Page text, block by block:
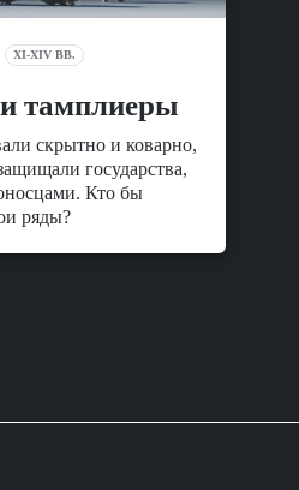
XI-XIV ВВ.
тамплиеры
скрытно и коварно,
государства,
Кто бы
ряды?